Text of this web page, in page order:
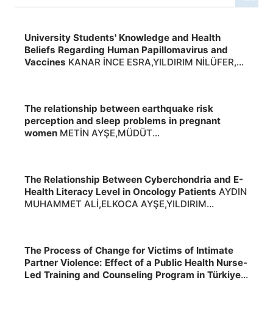
University Students' Knowledge and Health
Beliefs Regarding Human Papillomavirus and
Vaccines KANAR İNCE ESRA,YILDIRIM NİLÜFER,
The relationship between earthquake risk
perception and sleep problems in pregnant
women METİN AYŞE,MÜDÜT
The Relationship Between Cyberchondria and E-
Health Literacy Level in Oncology Patients AYDIN
MUHAMMET ALİ,ELKOCA AYŞE,YILDIRIM
The Process of Change for Victims of Intimate
Partner Violence: Effect of a Public Health Nurse-
Led Training and Counseling Program in Türkiye